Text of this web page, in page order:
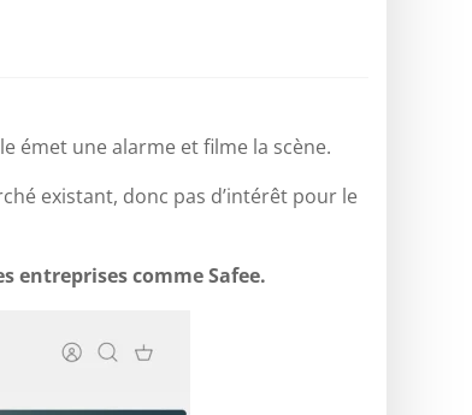
émet une alarme et filme la scène.
existant, donc pas d’intérêt pour le
entreprises comme Safee.